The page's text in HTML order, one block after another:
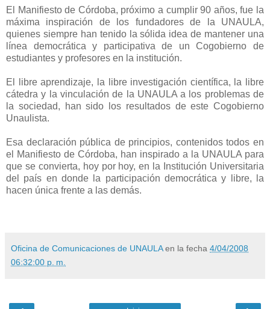
El Manifiesto de Córdoba, próximo a cumplir 90 años, fue la
máxima inspiración de los fundadores de la UNAULA,
quienes siempre han tenido la sólida idea de mantener una
línea democrática y participativa de un Cogobierno de
estudiantes y profesores en la institución.
El libre aprendizaje, la libre investigación científica, la libre
cátedra y la vinculación de la UNAULA a los problemas de
la sociedad, han sido los resultados de este Cogobierno
Unaulista.
Esa declaración pública de principios, contenidos todos en
el Manifiesto de Córdoba, han inspirado a la UNAULA para
que se convierta, hoy por hoy, en la Institución Universitaria
del país en donde la participación democrática y libre, la
hacen única frente a las demás.
Oficina de Comunicaciones de UNAULA en la fecha 4/04/2008
06:32:00 p. m.